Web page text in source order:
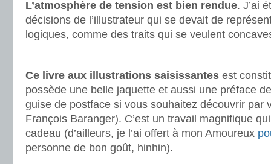
L’atmosphère de tension est bien rendue. J’ai
décisions de l’illustrateur qui se devait de
logiques, comme des traits qui se veulent
Ce livre aux illustrations saisissantes est
possède une belle jaquette et aussi une préface
guise de postface si vous souhaitez découvrir par
François Baranger). C’est un travail magnifique
cadeau (d’ailleurs, je l’ai offert à mon Amoureux
personne de bon goût, hinhin).